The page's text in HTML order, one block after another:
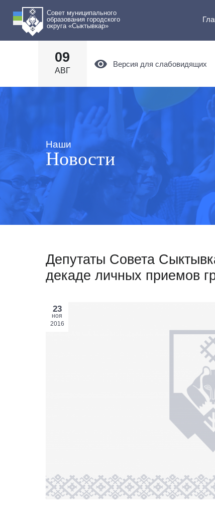
Совет муниципального
образования городского
округа «Сыктывкар»
09
АВГ
Версия для слабовидящих
Наши
Новости
Депутаты Совета
декаде личных приемов
23
ноя
2016